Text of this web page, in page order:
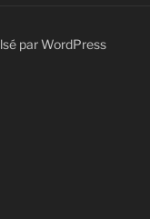
par WordPress